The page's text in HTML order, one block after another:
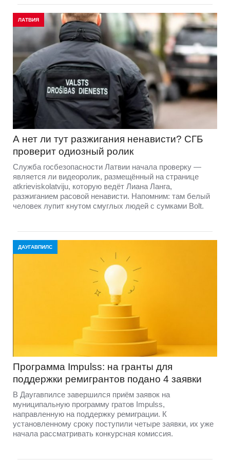
ЛАТВИЯ
А нет ли тут разжигания ненависти? СГБ
проверит одиозный ролик
Служба госбезопасности Латвии начала проверку —
является ли видеоролик, размещённый на странице
atkrieviskolatviju, которую ведёт Лиана Ланга,
разжиганием расовой ненависти. Напомним: там белый
человек лупит кнутом смуглых людей с сумками Bolt.
ДАУГАВПИЛС
Программа Impulss: на гранты для
поддержки ремигрантов подано 4 заявки
В Даугавпилсе завершился приём заявок на
муниципальную программу гратов Impulss,
направленную на поддержку ремиграции. К
установленному сроку поступили четыре заявки, их уже
начала рассматривать конкурсная комиссия.